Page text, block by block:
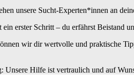
unsere Sucht-Experten*innen an
erster Schritt – du erfährst Beistand
wir dir wertvolle und praktische
Unsere Hilfe ist vertraulich und auf